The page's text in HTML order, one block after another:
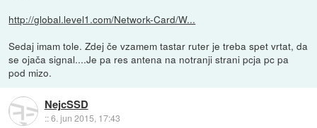
http://global.level1.com/Network-Card/W...
Sedaj imam tole. Zdej če vzamem tastar ruter je treba spet vrtat, da
se ojača signal....Je pa res antena na notranji strani pcja pc pa
pod mizo.
NejcSSD
::6. jun 2015, 17:43